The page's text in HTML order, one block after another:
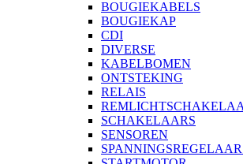
BOUGIEKABELS
BOUGIEKAP
CDI
DIVERSE
KABELBOMEN
ONTSTEKING
RELAIS
SCHAKELAARS
SENSOREN